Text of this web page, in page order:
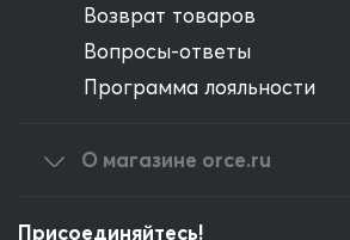
Возврат товаров
Вопросы-ответы
Программа лояльности
О магазине orce.ru
Присоединяйтесь!